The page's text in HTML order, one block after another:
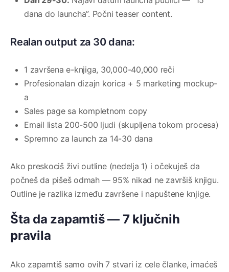
dana do launcha”. Počni teaser content.
Realan output za 30 dana:
1 završena e-knjiga, 30,000-40,000 reči
Profesionalan dizajn korica + 5 marketing mockup-
a
Sales page sa kompletnom copy
Email lista 200-500 ljudi (skupljena tokom procesa)
Spremno za launch za 14-30 dana
Ako preskociš živi outline (nedelja 1) i očekuješ da
počneš da pišeš odmah — 95% nikad ne završiš knjigu.
Outline je razlika između završene i napuštene knjige.
Šta da zapamtiš — 7 ključnih
pravila
Ako zapamtiš samo ovih 7 stvari iz cele članke, imaćeš